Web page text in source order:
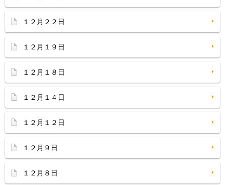
１２月２２日
１２月１９日
１２月１８日
１２月１４日
１２月１２日
１２月９日
１２月８日